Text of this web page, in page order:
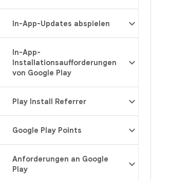
In-App-Updates abspielen
In-App-
Installationsaufforderungen
von Google Play
Play Install Referrer
Google Play Points
Anforderungen an Google
Play